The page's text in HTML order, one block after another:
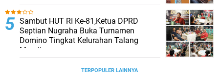
Sambut HUT RI Ke-81,Ketua DPRD
Septian Nugraha Buka Turnamen
Domino Tingkat Kelurahan Talang
Mandi
TERPOPULER LAINNYA